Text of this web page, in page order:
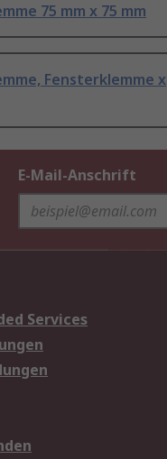
75 mm x 75 mm
Fensterklemme x
E-Mail-Anschrift
Services